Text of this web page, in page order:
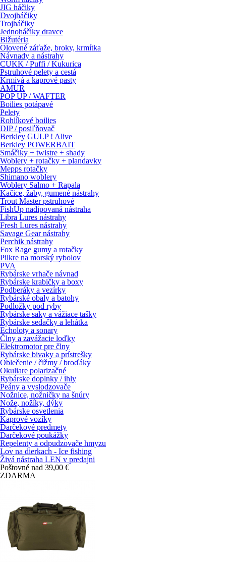
JIG háčiky
Dvojháčiky
Trojháčiky
Jednoháčiky dravce
Bižutéria
Olovené záťaže, broky, krmítka
Návnady a nástrahy
CUKK / Puffi / Kukurica
Pstruhové pelety a cestá
Krmivá a kaprové pasty
AMUR
POP UP / WAFTER
Boilies potápavé
Pelety
Rohlíkové boilies
DIP / posiľňovač
Berkley GULP ! Alive
Berkley POWERBAIT
Smáčiky + twistre + shady
Woblery + rotačky + plandavky
Mepps rotačky
Shimano woblery
Woblery Salmo + Rapala
Kačice, žaby, gumené nástrahy
Trout Master pstruhové
FishUp nadipovaná nástraha
Libra Lures nástrahy
Fresh Lures nástrahy
Savage Gear nástrahy
Perchik nástrahy
Fox Rage gumy a rotačky
Pilkre na morský rybolov
PVA
Rybárske vrhače návnad
Rybárske krabičky a boxy
Podberáky a vezírky
Rybárské obaly a batohy
Podložky pod ryby
Rybárske saky a vážiace tašky
Rybárske sedačky a lehátka
Echoloty a sonary
Člny a zavážacie loďky
Elektromotor pre člny
Rybárske bivaky a prístrešky
Oblečenie / čižmy / broďáky
Okuliare polarizačné
Rybárske doplnky / ihly
Peány a vyslodzovače
Nožnice, nožničky na šnúry
Nože, nožíky, dýky
Rybárske osvetlenia
Kaprové vozíky
Darčekové predmety
Darčekové poukážky
Repelenty a odpudzovače hmyzu
Lov na dierkach - Ice fishing
Živá nástraha LEN v predajni
Poštovné nad 39,00 €
ZDARMA